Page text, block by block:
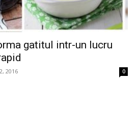
gatitul intr-un lucru
2016 0